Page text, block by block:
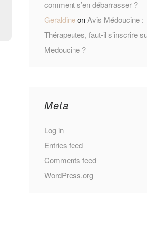
comment s’en débarrasser ?
GeraldineonAvis Médoucine :
Thérapeutes, faut-il s’inscrire
Medoucine ?
Meta
Log in
Entries feed
Comments feed
WordPress.org